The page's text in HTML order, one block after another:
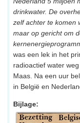
drinkwater. De
zelf achter te komen
maar op gericht om
was een lek in het
radioactief water
Maas. Na een uur
in België en
Bijlage: